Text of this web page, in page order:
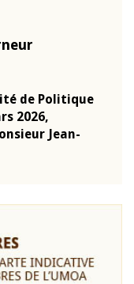
de Politique
2026,
Jean-